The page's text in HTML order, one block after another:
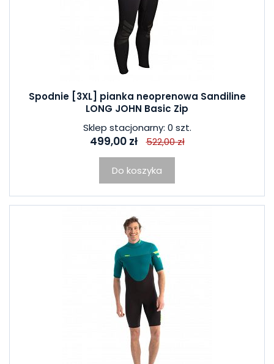
Spodnie [3XL] pianka neoprenowa Sandiline
LONG JOHN Basic Zip
Sklep stacjonarny: 0 szt.
499,00 zł 522,00 zł
Do koszyka